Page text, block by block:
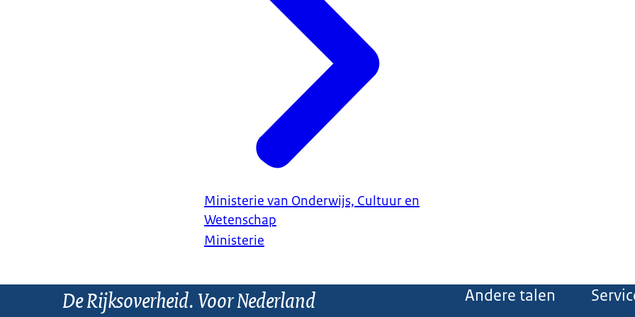
Ministerie van Onderwijs, Cultuur en
Wetenschap
Ministerie
De Rijksoverheid. Voor Nederland Andere talen